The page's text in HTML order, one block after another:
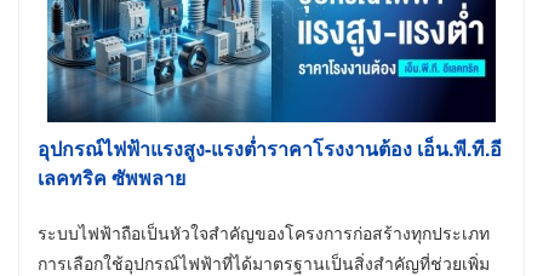
อุปกรณ์ไฟฟ้าแรงสูง-แรงต่ำราคาโรงงานต้อง เอ็น.พี.ที.อี
เลคทริค ซัพพลาย
ระบบไฟฟ้าถือเป็นหัวใจสำคัญของโครงการก่อสร้างทุกประเภท
การเลือกใช้อุปกรณ์ไฟฟ้าที่ได้มาตรฐานเป็นสิ่งสำคัญที่ช่วยเพิ่ม